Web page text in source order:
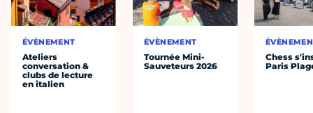
ÉVÈNEMENT
Ateliers
conversation &
clubs de lecture
en italien
ÉVÈNEMENT
Tournée Mini-
Sauveteurs 2026
Chess
Paris